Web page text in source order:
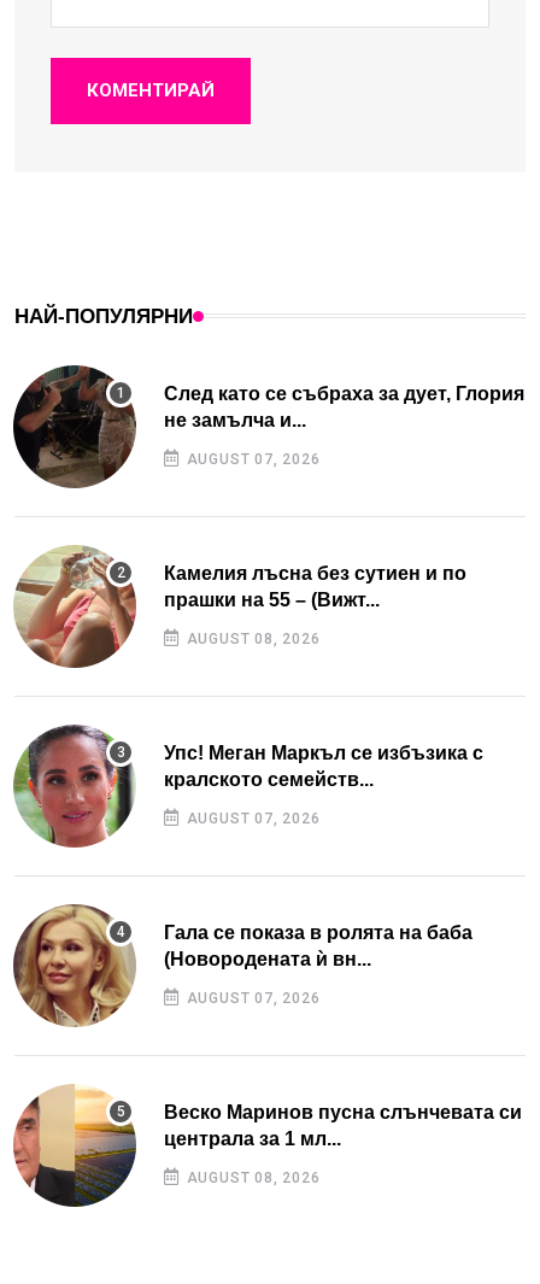
КОМЕНТИРАЙ
НАЙ-ПОПУЛЯРНИ
След като се събраха за дует, Глория
не замълча и...
AUGUST 07, 2026
Камелия лъсна без сутиен и по
прашки на 55 – (Вижт...
AUGUST 08, 2026
Упс! Меган Маркъл се избъзика с
кралското семейств...
AUGUST 07, 2026
Гала се показа в ролята на баба
(Новородената ѝ вн...
AUGUST 07, 2026
Веско Маринов пусна слънчевата си
централа за 1 мл...
AUGUST 08, 2026